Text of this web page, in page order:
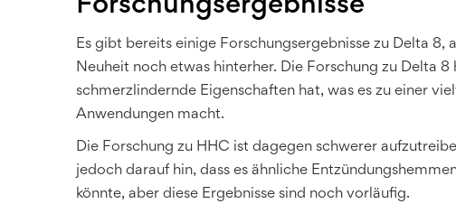
Forschungsergebnisse
Es gibt bereits einige Forschungsergebnisse zu Delta 8,
Neuheit noch etwas hinterher. Die Forschung zu Delta 8
schmerzlindernde Eigenschaften hat, was es zu einer
Anwendungen macht.
Die Forschung zu HHC ist dagegen schwerer
jedoch darauf hin, dass es ähnliche
könnte, aber diese Ergebnisse sind noch vorläufig.